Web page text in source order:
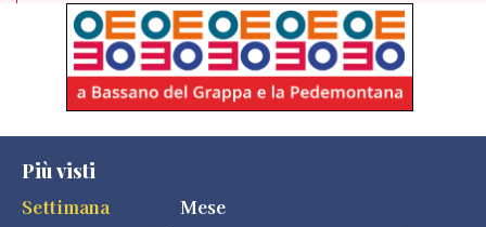
Più visti
Settimana
Mese